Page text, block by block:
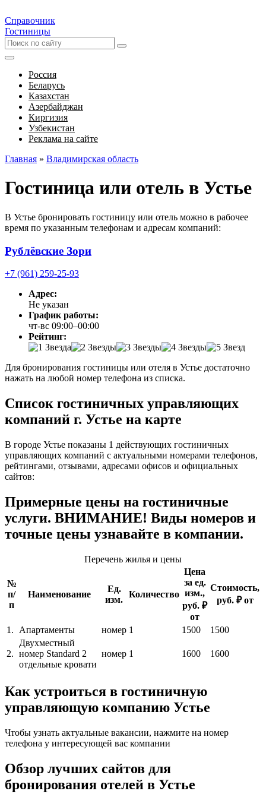
Справочник
Гостиницы
Россия
Беларусь
Казахстан
Азербайджан
Киргизия
Узбекистан
Реклама на сайте
Главная » Владимирская область
Гостиница или отель в Устье
В Устье бронировать гостиницу или отель можно в рабочее
время по указанным телефонам и адресам компаний:
Рублёвские Зори
+7 (961) 259-25-93
Адрес:
Не указан
График работы:
чт-вс 09:00–00:00
Рейтинг:
Для бронирования гостиницы или отеля в Устье достаточно
нажать на любой номер телефона из списка.
Список гостиничных управляющих
компаний г. Устье на карте
В городе Устье показаны 1 действующих гостиничных
управляющих компаний с актуальными номерами телефонов,
рейтингами, отзывами, адресами офисов и официальных
сайтов:
Примерные цены на гостиничные
услуги. ВНИМАНИЕ! Виды номеров и
точные цены узнавайте в компании.
Перечень жилья и цены
№
п/
п
Наименование
Ед.
изм.
Количество
Цена
за ед.
изм.,
руб. ₽
от
Стоимость,
руб. ₽ от
1. Апартаменты номер 1 1500 1500
2.
Двухместный
номер Standard 2
отдельные кровати
номер 1 1600 1600
Как устроиться в гостиничную
управляющую компанию Устье
Чтобы узнать актуальные вакансии, нажмите на номер
телефона у интересующей вас компании
Обзор лучших сайтов для
бронирования отелей в Устье